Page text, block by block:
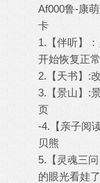
Af000鲁-康
卡
1.【伴听】
开始恢复正
2.【天书】:
3.【景山】:
页
-4.【亲子阅
贝熊
5.【灵魂三
的眼光看娃